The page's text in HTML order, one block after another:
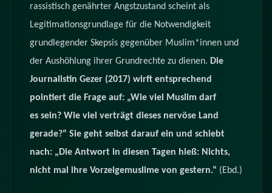
rassistisch genährter Angstzustand scheint als
Legitimationsgrundlage für die Notwendigkeit
grundlegender Skepsis gegenüber Muslim*innen und
der Aushöhlung ihrer Grundrechte zu dienen. Die
Journalistin Gezer (2017) wirft entsprechend
pointiert die Frage auf: „Wie viel Muslim darf
es sein? Wie viel verträgt dieses nervöse Land
gerade?“ Sie geht selbst darauf ein und schiebt
nach: „Die Antwort in diesen Tagen hieß: Nichts,
nicht mal ihre Vorzeigemuslime von gestern.“ (Ebd.)